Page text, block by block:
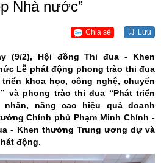
Nhà nước”
Chia sẻ Lưu
(9/2), Hội đồng Thi đua - Khen
Lễ phát động phong trào thi đua
khoa học, công nghệ, chuyển
và phong trào thi đua “Phát triển
nâng cao hiệu quả doanh
Chính phủ Phạm Minh Chính -
- Khen thưởng Trung ương dự và
động.